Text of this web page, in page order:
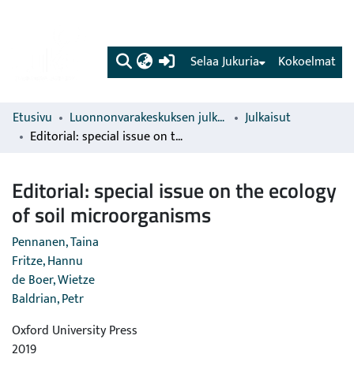
(current) Kokoelmat
Selaa Jukuria
Etusivu Luonnonvarakeskuksen julkaisut
Julkaisut
Editorial: special issue on the ecology of soil microorganisms
Editorial: special issue on the ecology
of soil microorganisms
Pennanen, Taina
Fritze, Hannu
de Boer, Wietze
Baldrian, Petr
Oxford University Press
2019